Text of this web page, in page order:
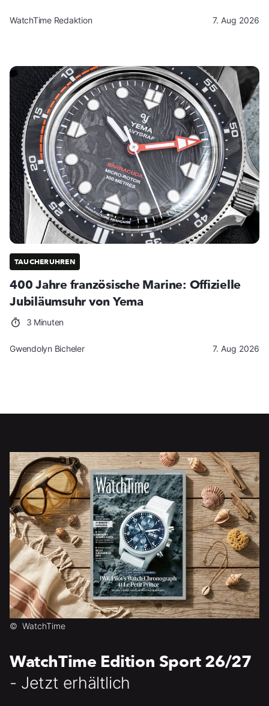
WatchTime Redaktion 7. Aug 2026
TAUCHERUHREN
400 Jahre französische Marine: Offizielle
Jubiläumsuhr von Yema
3 Minuten
Gwendolyn Bicheler 7. Aug 2026
© WatchTime
WatchTime Edition Sport 26/27
- Jetzt erhältlich